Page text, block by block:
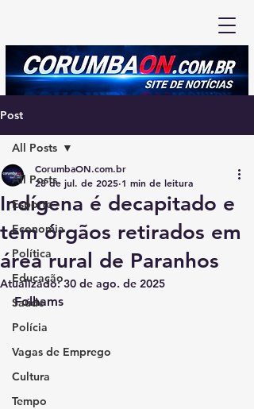
Post
All Posts
Esporte
Economia
Política
Educação
Saúde
Polícia
Vagas de Emprego
Cultura
Tempo
All Posts
Indígena é decapitado e
tem órgãos retirados em
área rural de Paranhos
CorumbaON.com.br
28 de jul. de 2025 1 min de leitura
Atualizado:30 de ago. de 2025
Folhams